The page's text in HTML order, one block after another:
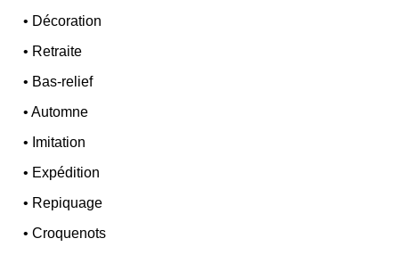
• Décoration
• Retraite
• Bas-relief
•Automne
• Imitation
• Expédition
• Repiquage
•Croquenots